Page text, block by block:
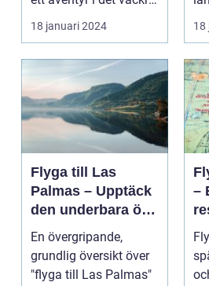
Skot...
18 januari 2024 18
Flyga till Las
Palmas – Upptäck
den underbara ön
Gran Canaria
En övergripande,
grundlig översikt över
"flyga till Las Palmas"
–
och